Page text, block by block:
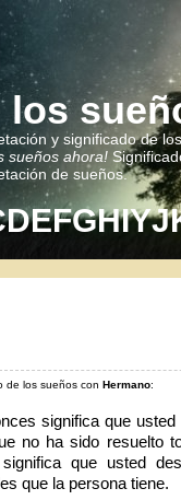
los
y significado de
sueños ahora!
de sueños.
DEFGHIYJ
de los sueños con Hermano:
significa que usted
no ha sido resuelto
que usted
que la persona tiene.